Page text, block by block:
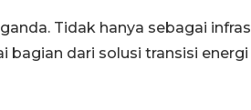
Tidak hanya sebagai
bagian dari solusi transisi energi